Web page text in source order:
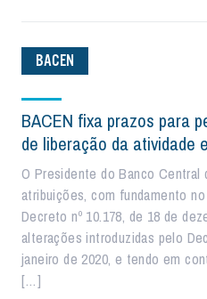
BACEN
BACEN fixa prazos para
de liberação da atividade
O Presidente do Banco Central
atribuições, com fundamento
Decreto nº 10.178, de 18 de
alterações introduzidas pelo
janeiro de 2020, e tendo em
[…]